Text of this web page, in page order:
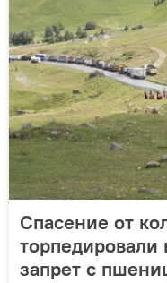
Спасение от
запрет с